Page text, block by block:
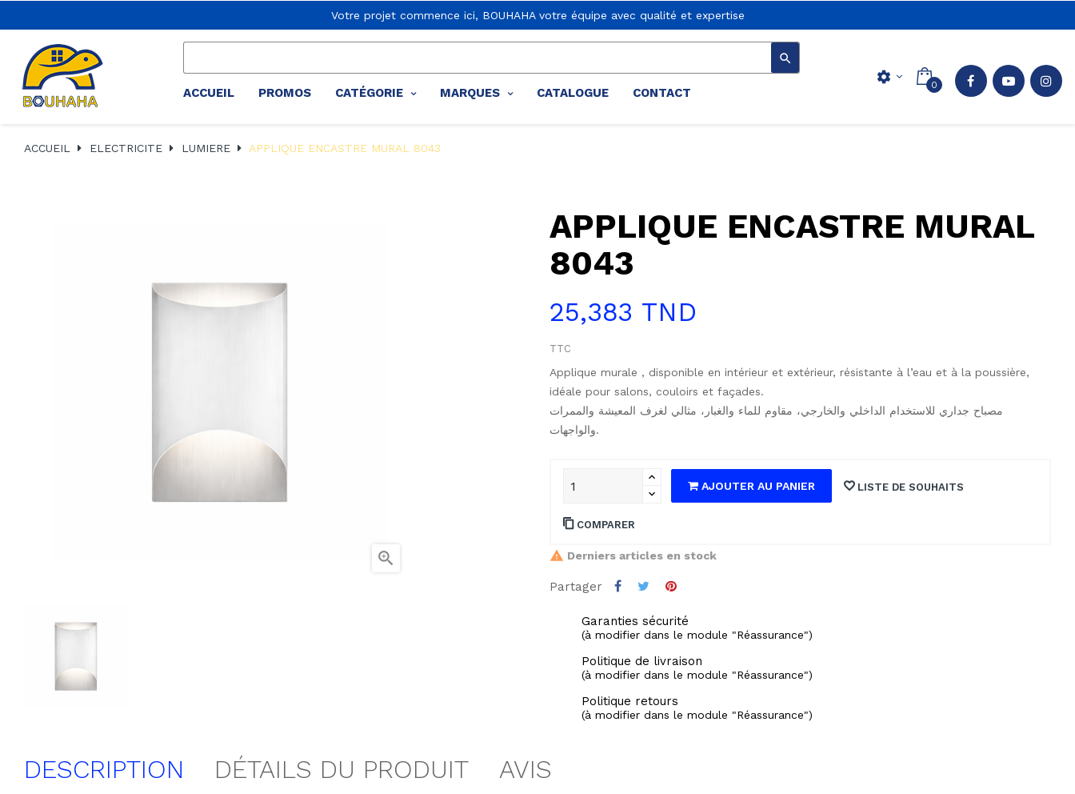
Votre projet commence ici, BOUHAHA votre équipe avec qualité et expertise

ACCUEIL PROMOS CATÉGORIE MARQUES CATALOGUE CONTACT
settings 0
ACCUEIL ELECTRICITE LUMIERE APPLIQUE ENCASTRE MURAL 8043

APPLIQUE ENCASTRE MURAL
8043
25,383 TND
TTC
Applique murale , disponible en intérieur et extérieur, résistante à l’eau et à la poussière,
idéale pour salons, couloirs et façades.
مصباح جداري للاستخدام الداخلي والخارجي، مقاوم للماء والغبار، مثالي لغرف المعيشة والممرات
والواجهات.
AJOUTER AU PANIER LISTE DE SOUHAITS
COMPARER
Derniers articles en stock
Partager
Garanties sécurité
(à modifier dans le module "Réassurance")
Politique de livraison
(à modifier dans le module "Réassurance")
Politique retours
(à modifier dans le module "Réassurance")
DESCRIPTION DÉTAILS DU PRODUIT AVIS